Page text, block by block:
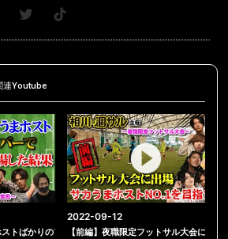
連Youtube
トばかりのフットサル大会に出場！ゴールの嵐！【メ
2022-09-12
【前編】夜職限定フットサル大会に出